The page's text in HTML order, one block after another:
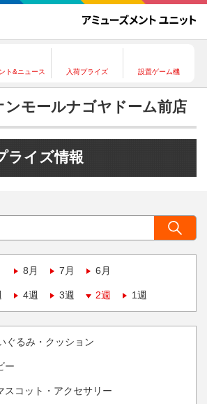
ト&ニュース 入荷プライズ 設置ゲーム機
モールナゴヤドーム前店
ライズ情報
8月 7月 6月
4週 3週 2週 1週
ぐるみ・クッション
ー
スコット・アクセサリー